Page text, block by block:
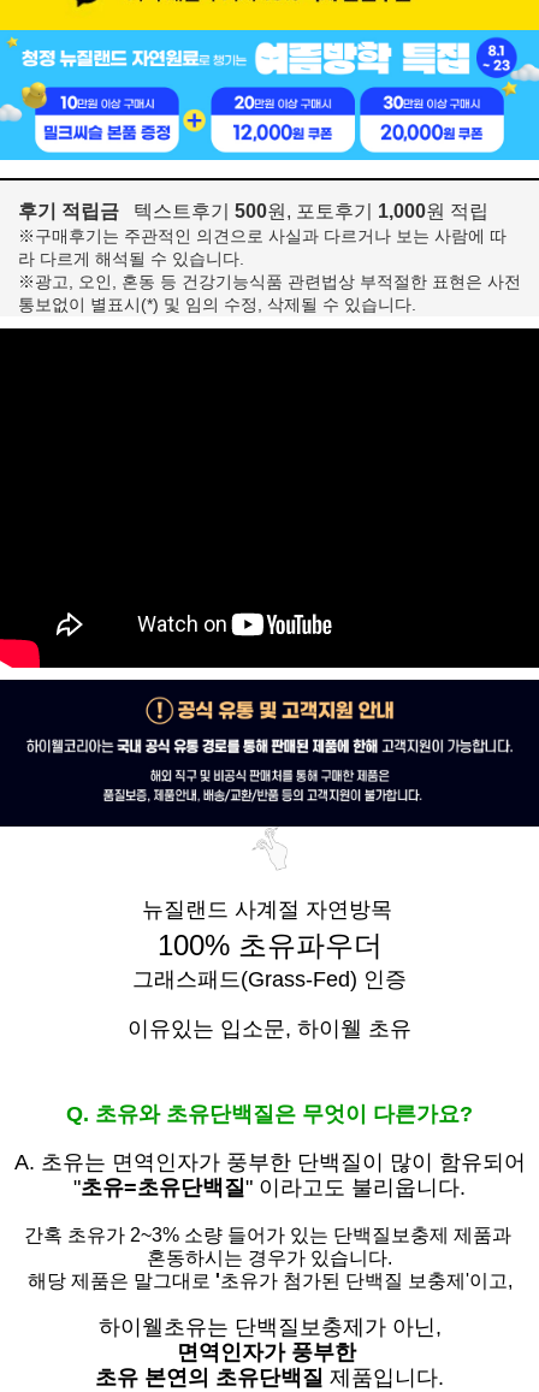
후기 적립금 텍스트후기 500원, 포토후기 1,000원 적립
※구매후기는 주관적인 의견으로 사실과 다르거나 보는 사람에 따
라 다르게 해석될 수 있습니다.
※광고, 오인, 혼동 등 건강기능식품 관련법상 부적절한 표현은 사전
통보없이 별표시(*) 및 임의 수정, 삭제될 수 있습니다.
뉴질랜드 사계절 자연방목
100% 초유파우더
그래스패드(Grass-Fed) 인증
이유있는 입소문, 하이웰 초유
Q. 초유와 초유단백질은 무엇이 다른가요?
A. 초유는 면역인자가 풍부한 단백질이 많이 함유되어
"초유=초유단백질" 이라고도 불리웁니다.
간혹 초유가 2~3% 소량 들어가 있는 단백질보충제 제품과
혼동하시는 경우가 있습니다.
해당 제품은 말그대로 '초유가 첨가된 단백질 보충제'이고,
하이웰초유는 단백질보충제가 아닌,
면역인자가 풍부한
초유 본연의 초유단백질 제품입니다.